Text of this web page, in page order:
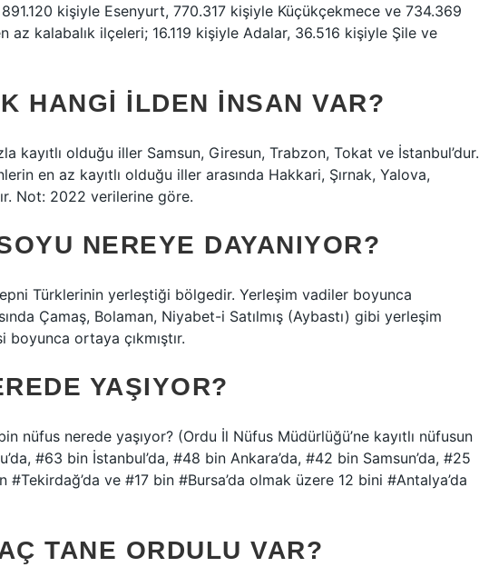
kişiyle Esenyurt, 770.317 kişiyle Küçükçekmece ve 734.369
az kalabalık ilçeleri; 16.119 kişiyle Adalar, 36.516 kişiyle Şile ve
HANGI ILDEN INSAN VAR?
kayıtlı olduğu iller Samsun, Giresun, Trabzon, Tokat ve İstanbul’dur.
en az kayıtlı olduğu iller arasında Hakkari, Şırnak, Yalova,
Not: 2022 verilerine göre.
NEREYE DAYANIYOR?
Türklerinin yerleştiği bölgedir. Yerleşim vadiler boyunca
Çamaş, Bolaman, Niyabet-i Satılmış (Aybastı) gibi yerleşim
ortaya çıkmıştır.
YAŞIYOR?
nüfus nerede yaşıyor? (Ordu İl Nüfus Müdürlüğü’ne kayıtlı nüfusun
#63 bin İstanbul’da, #48 bin Ankara’da, #42 bin Samsun’da, #25
#Tekirdağ’da ve #17 bin #Bursa’da olmak üzere 12 bini #Antalya’da
TANE ORDULU VAR?